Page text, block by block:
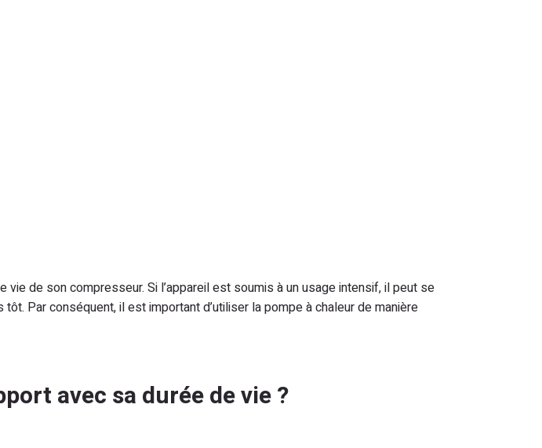
de son compresseur. Si l’appareil est soumis à un usage intensif, il peut se
Par conséquent, il est important d’utiliser la pompe à chaleur de manière
avec sa durée de vie ?